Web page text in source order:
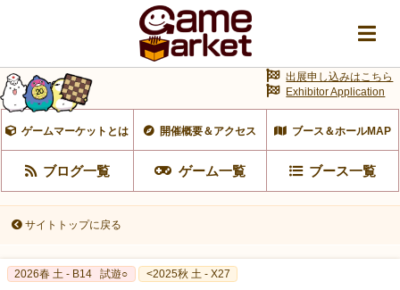
ゲームマーケットとは 開催概要＆アクセス ブース＆ホールMAP
ブログ一覧 ゲーム一覧 ブース一覧
出展申し込みはこちら
Exhibitor Application
サイトトップに戻る
2026春 土 - B14 試遊○ <2025秋 土 - X27